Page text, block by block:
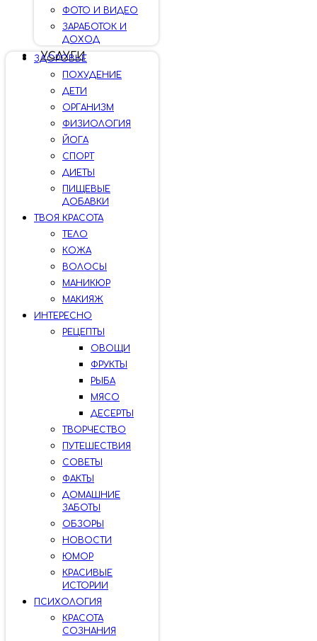
ФОТО И ВИДЕО
ЗАРАБОТОК И
ДОХОД
УСЛУГИ
ЗДОРОВЬЕ
ПОХУДЕНИЕ
ДЕТИ
ОРГАНИЗМ
ФИЗИОЛОГИЯ
ЙОГА
СПОРТ
ДИЕТЫ
ПИЩЕВЫЕ
ДОБАВКИ
ТВОЯ КРАСОТА
ТЕЛО
КОЖА
ВОЛОСЫ
МАНИКЮР
МАКИЯЖ
ИНТЕРЕСНО
РЕЦЕПТЫ
ОВОЩИ
ФРУКТЫ
РЫБА
МЯСО
ДЕСЕРТЫ
ТВОРЧЕСТВО
ПУТЕШЕСТВИЯ
СОВЕТЫ
ФАКТЫ
ДОМАШНИЕ
ЗАБОТЫ
ОБЗОРЫ
НОВОСТИ
ЮМОР
КРАСИВЫЕ
ИСТОРИИ
ПСИХОЛОГИЯ
КРАСОТА
СОЗНАНИЯ